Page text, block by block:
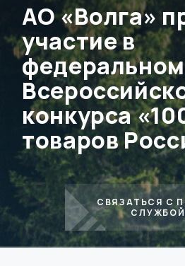
АО «Волга»
участие в
конкурса
товаров
СВЯЗАТЬСЯ С
СЛУЖБОЙ